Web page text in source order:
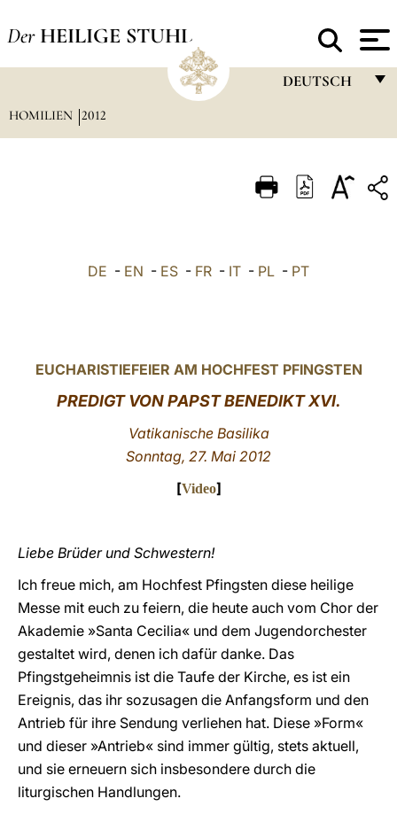
Der HEILIGE STUHL
DEUTSCH
ITALIANO
中文
HOMILIEN 2012
DE - EN - ES - FR - IT - PL - PT
EUCHARISTIEFEIER AM HOCHFEST PFINGSTEN
PREDIGT VON PAPST BENEDIKT XVI.
Vatikanische Basilika
Sonntag, 27. Mai 2012
[Video]
Liebe Brüder und Schwestern!
Ich freue mich, am Hochfest Pfingsten diese heilige
Messe mit euch zu feiern, die heute auch vom Chor der
Akademie »Santa Cecilia« und dem Jugendorchester
gestaltet wird, denen ich dafür danke. Das
Pfingstgeheimnis ist die Taufe der Kirche, es ist ein
Ereignis, das ihr sozusagen die Anfangsform und den
Antrieb für ihre Sendung verliehen hat. Diese »Form«
und dieser »Antrieb« sind immer gültig, stets aktuell,
und sie erneuern sich insbesondere durch die
liturgischen Handlungen.